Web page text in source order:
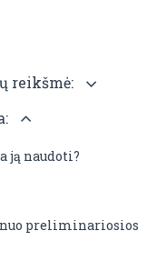
reikšmė:
ją naudoti?
preliminariosios